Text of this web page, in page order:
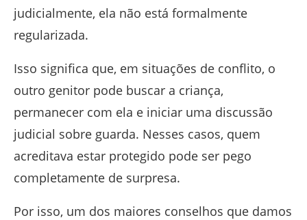
judicialmente, ela não está formalmente
regularizada.
Isso significa que, em situações de conflito, o
outro genitor pode buscar a criança,
permanecer com ela e iniciar uma discussão
judicial sobre guarda. Nesses casos, quem
acreditava estar protegido pode ser pego
completamente de surpresa.
Por isso, um dos maiores conselhos que damos